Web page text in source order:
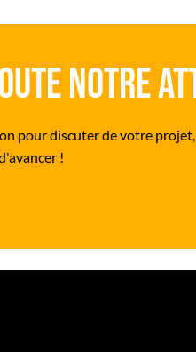
notre
pour discuter de votre
!